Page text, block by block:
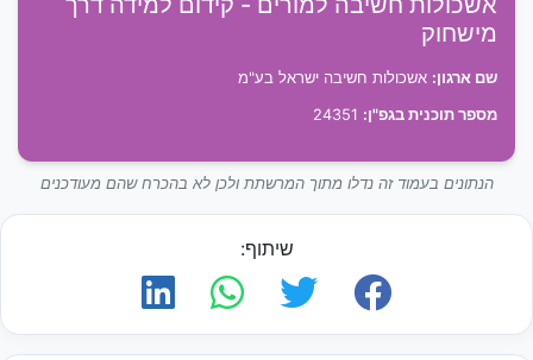
מישחוק
שם ארגון: אשכולות חשיבה ישראל בע"מ
מספר תוכנית בגפ"ן:
הנתונים בעמוד זה נדלו מתוך המרשתת ולכן לא בהכרח שהם מעודכנים
שיתוף: